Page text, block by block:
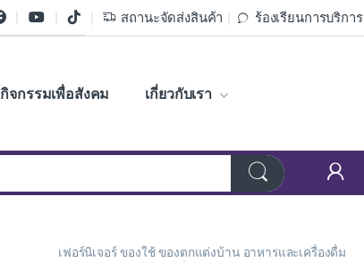
สถานะจัดส่งสินค้า ร้องเรียนการบริการ
กิจกรรมเพื่อสังคม เกี่ยวกับเรา
เฟอร์นิเจอร์ ของใช้ ของตกแต่งบ้าน อาหารและเครื่องดื่ม